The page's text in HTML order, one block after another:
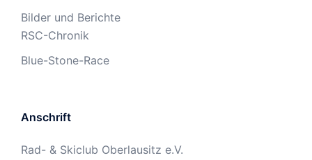
Bilder und Berichte
RSC-Chronik
Blue-Stone-Race
Anschrift
Rad- & Skiclub Oberlausitz e.V.